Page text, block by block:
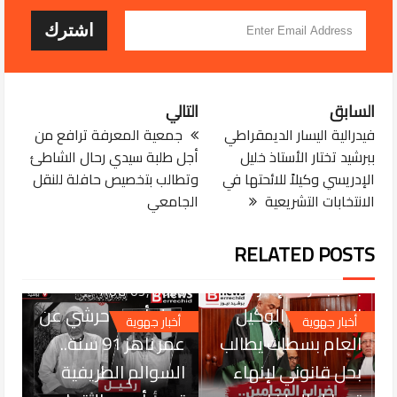
التالي
‎جمعية المعرفة ترافع من
أجل طلبة سيدي رحال الشاطئ
وتطالب بتخصيص حافلة للنقل
الجامعي
السابق
فيدرالية اليسار الديمقراطي
ببرشيد تختار الأستاذ خليل
الإدريسي وكيلاً للائحتها في
الانتخابات التشريعية
RELATED POSTS
أخبار جهوية
AUG 06, 2026
بسبب أزمة إضراب
المحامين.. الوكيل
العام بسطات يطالب
بحل قانوني لإنهاء
أخبار جهوية
AUG 05, 2026
رحيل أحمد حرشي عن
عمر ناهز 91 سنة..
السوالم الطريفية